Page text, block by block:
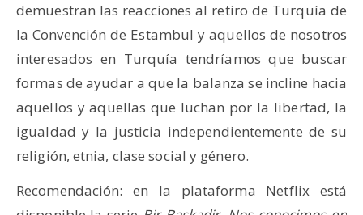
demuestran las reacciones al retiro de Turquía de
la Convención de Estambul y aquellos de nosotros
interesados en Turquía tendríamos que buscar
formas de ayudar a que la balanza se incline hacia
aquellos y aquellas que luchan por la libertad, la
igualdad y la justicia independientemente de su
religión, etnia, clase social y género.
Recomendación: en la plataforma Netflix está